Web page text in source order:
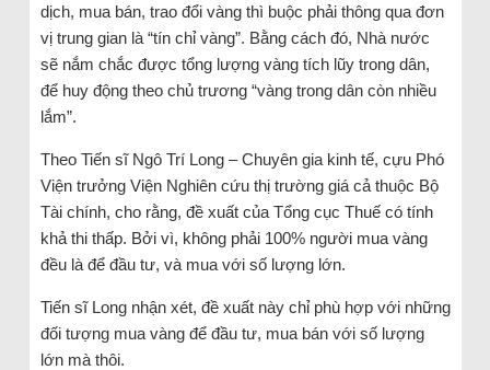
dịch, mua bán, trao đổi vàng thì buộc phải thông qua đơn
vị trung gian là “tín chỉ vàng”. Bằng cách đó, Nhà nước
sẽ nắm chắc được tổng lượng vàng tích lũy trong dân,
để huy động theo chủ trương “vàng trong dân còn nhiều
lắm”.
Theo Tiến sĩ Ngô Trí Long – Chuyên gia kinh tế, cựu Phó
Viện trưởng Viện Nghiên cứu thị trường giá cả thuộc Bộ
Tài chính, cho rằng, đề xuất của Tổng cục Thuế có tính
khả thi thấp. Bởi vì, không phải 100% người mua vàng
đều là để đầu tư, và mua với số lượng lớn.
Tiến sĩ Long nhận xét, đề xuất này chỉ phù hợp với những
đối tượng mua vàng để đầu tư, mua bán với số lượng
lớn mà thôi.